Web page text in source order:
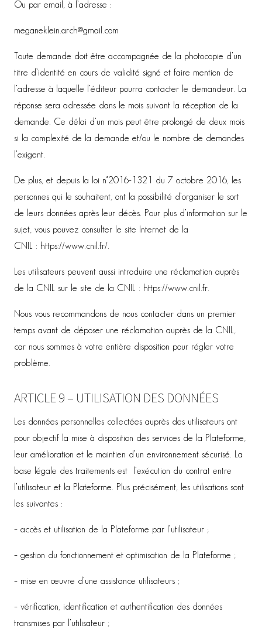
Ou par email, à l’adresse :
meganeklein.arch@gmail.com
Toute demande doit être accompagnée de la photocopie d’un
titre d’identité en cours de validité signé et faire mention de
l’adresse à laquelle l’éditeur pourra contacter le demandeur. La
réponse sera adressée dans le mois suivant la réception de la
demande. Ce délai d’un mois peut être prolongé de deux mois
si la complexité de la demande et/ou le nombre de demandes
l’exigent.
De plus, et depuis la loi n°2016-1321 du 7 octobre 2016, les
personnes qui le souhaitent, ont la possibilité d’organiser le sort
de leurs données après leur décès. Pour plus d’information sur le
sujet, vous pouvez consulter le site Internet de la
CNIL : https://www.cnil.fr/.
Les utilisateurs peuvent aussi introduire une réclamation auprès
de la CNIL sur le site de la CNIL : https://www.cnil.fr.
Nous vous recommandons de nous contacter dans un premier
temps avant de déposer une réclamation auprès de la CNIL,
car nous sommes à votre entière disposition pour régler votre
problème.
ARTICLE 9 – UTILISATION DES DONNÉES
Les données personnelles collectées auprès des utilisateurs ont
pour objectif la mise à disposition des services de la Plateforme,
leur amélioration et le maintien d’un environnement sécurisé. La
base légale des traitements est l’exécution du contrat entre
l’utilisateur et la Plateforme. Plus précisément, les utilisations sont
les suivantes :
– accès et utilisation de la Plateforme par l’utilisateur ;
– gestion du fonctionnement et optimisation de la Plateforme ;
– mise en œuvre d’une assistance utilisateurs ;
– vérification, identification et authentification des données
transmises par l’utilisateur ;